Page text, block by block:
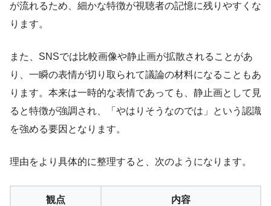
が流れるため、細かな特徴が視聴者の記憶に残りやすくな
ります。
また、SNSでは比較画像や静止画が拡散されることがあ
り、一瞬の表情が切り取られて議論の材料になることもあ
ります。本来は一時的な表情であっても、静止画として見
ると特徴が強調され、「やはりそうなのでは」という認識
を強める要因となります。
理由をより具体的に整理すると、次のようになります。
観点 内容